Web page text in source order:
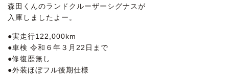
森田くんのランドクルーザーシグナスが
入庫しましたよー。
●実走行122,000km
●車検 令和６年３月22日まで
●修復歴無し
●外装ほぼフル後期仕様